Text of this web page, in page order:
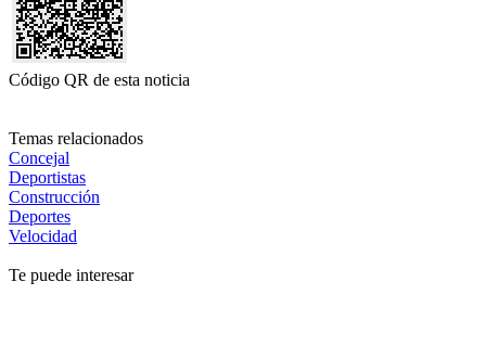
Código QR de esta noticia
Temas relacionados
Concejal
Deportistas
Construcción
Deportes
Velocidad
Te puede interesar